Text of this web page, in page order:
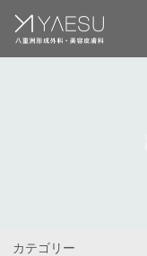
カテゴリー